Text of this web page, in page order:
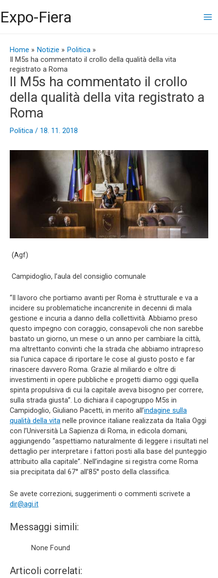
al
contenuto
Expo-Fiera
Home Notizie
Politica
Il M5s ha commentato il crollo della qualità della vita
registrato a Roma
Il M5s ha commentato il crollo
della qualità della vita registrato a
Roma
Politica / 18. 11. 2018
(Agf)
Campidoglio, l’aula del consiglio comunale
“Il lavoro che portiamo avanti per Roma è strutturale e va a
incidere su problematiche incancrenite in decenni di mala
gestione e incuria a danno della collettività. Abbiamo preso
questo impegno con coraggio, consapevoli che non sarebbe
bastato un giorno, un mese o un anno per cambiare la città,
ma altrettanto convinti che la strada che abbiamo intrapreso
sia l’unica capace di riportare le cose al giusto posto e far
rinascere davvero Roma. Grazie al miliardo e oltre di
investimenti in opere pubbliche e progetti diamo oggi quella
spinta propulsiva di cui la capitale aveva bisogno per correre,
sulla strada giusta”. Lo dichiara il capogruppo M5s in
Campidoglio, Giuliano Pacetti, in merito all’indagine sulla
qualità della vita nelle province italiane realizzata da Italia Oggi
con l’Università La Sapienza di Roma, in edicola domani,
aggiungendo “aspettiamo naturalmente di leggere i risultati nel
dettaglio per interpretare i fattori posti alla base del punteggio
attribuito alla capitale”. Nell’indagine si registra come Roma
sia precipitata dal 67° all’85° posto della classifica.
Se avete correzioni, suggerimenti o commenti scrivete a
dir@agi.it
Messaggi simili:
None Found
Articoli correlati:
articoli